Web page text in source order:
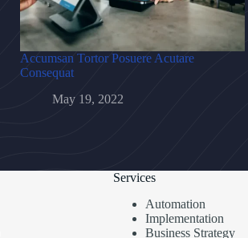
Accumsan Tortor Posuere Acutare
Consequat
May 19, 2022
Services
Automation
Implementation
Business Strategy